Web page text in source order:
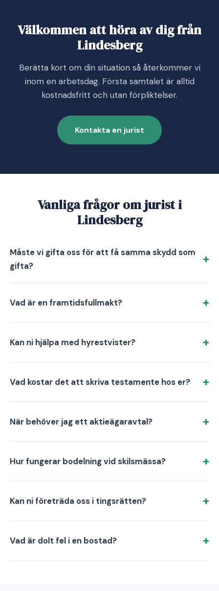
Välkommen att höra av dig från
Lindesberg
Berätta kort om din situation så återkommer vi
inom en arbetsdag. Första samtalet är alltid
kostnadsfritt och utan förpliktelser.
Kontakta en jurist
Vanliga frågor om jurist i
Lindesberg
Måste vi gifta oss för att få samma skydd som
gifta?
Vad är en framtidsfullmakt?
Kan ni hjälpa med hyrestvister?
Vad kostar det att skriva testamente hos er?
När behöver jag ett aktieägaravtal?
Hur fungerar bodelning vid skilsmässa?
Kan ni företräda oss i tingsrätten?
Vad är dolt fel i en bostad?